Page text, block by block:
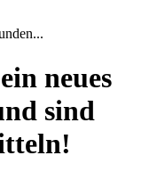
neues
sind